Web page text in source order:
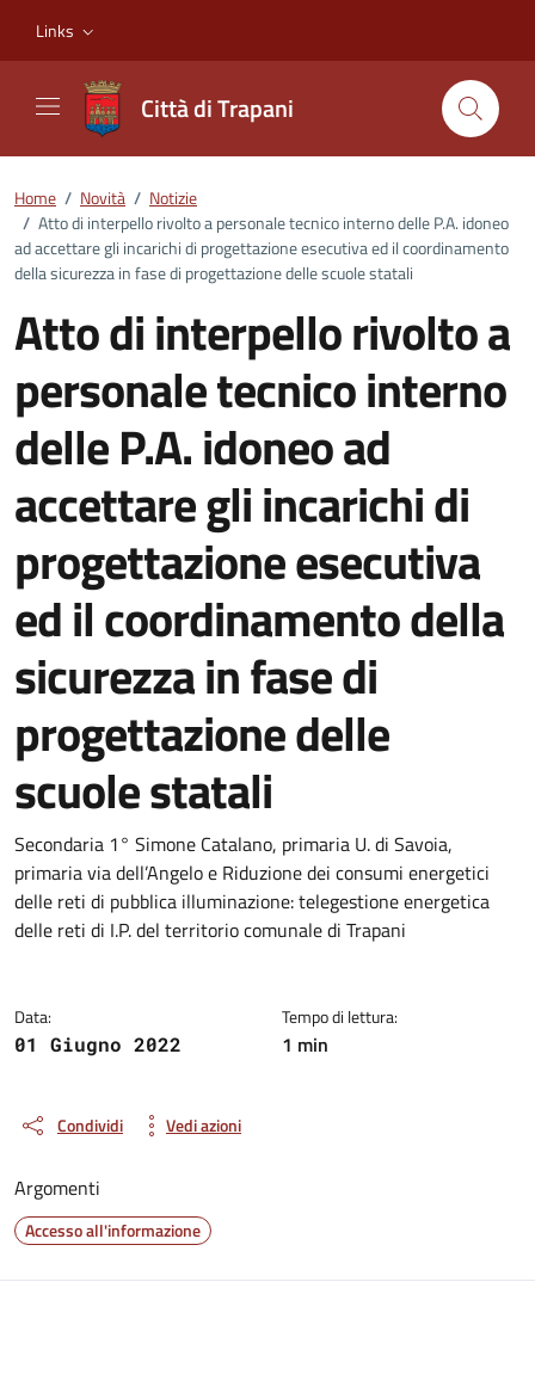
Links
Città di Trapani
Home / Novità / Notizie
/ Atto di interpello rivolto a personale tecnico interno delle P.A. idoneo
ad accettare gli incarichi di progettazione esecutiva ed il coordinamento
della sicurezza in fase di progettazione delle scuole statali
Atto di interpello rivolto a
personale tecnico interno
delle P.A. idoneo ad
accettare gli incarichi di
progettazione esecutiva
ed il coordinamento della
sicurezza in fase di
progettazione delle
scuole statali
Dettagli della notizia
Secondaria 1° Simone Catalano, primaria U. di Savoia,
primaria via dell’Angelo e Riduzione dei consumi energetici
delle reti di pubblica illuminazione: telegestione energetica
delle reti di I.P. del territorio comunale di Trapani
Data:
01 Giugno 2022
Tempo di lettura:
1 min
Condividi Vedi azioni
Argomenti
Accesso all'informazione